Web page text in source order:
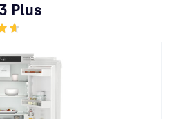
Plus